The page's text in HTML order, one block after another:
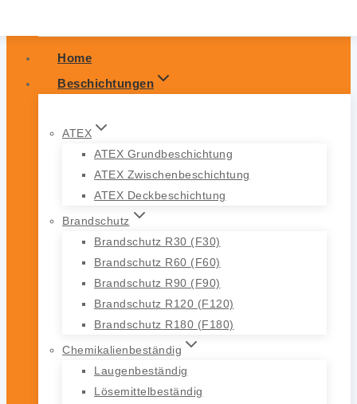
Home
Beschichtungen
ATEX
ATEX Grundbeschichtung
ATEX Zwischenbeschichtung
ATEX Deckbeschichtung
Brandschutz
Brandschutz R30 (F30)
Brandschutz R60 (F60)
Brandschutz R90 (F90)
Brandschutz R120 (F120)
Brandschutz R180 (F180)
Chemikalienbeständig
Laugenbeständig
Lösemittelbeständig